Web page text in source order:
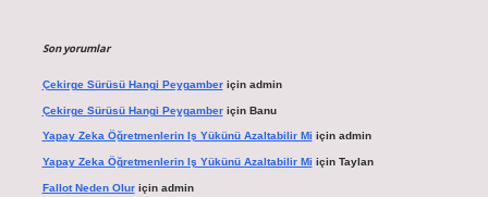
Son yorumlar
Çekirge Sürüsü Hangi Peygamberiçin admin
Çekirge Sürüsü Hangi Peygamberiçin Banu
Yapay Zeka Öğretmenlerin Iş Yükünü Azaltabilir Mi için admin
Yapay Zeka Öğretmenlerin Iş Yükünü Azaltabilir Mi için Taylan
Fallot Neden Oluriçin admin